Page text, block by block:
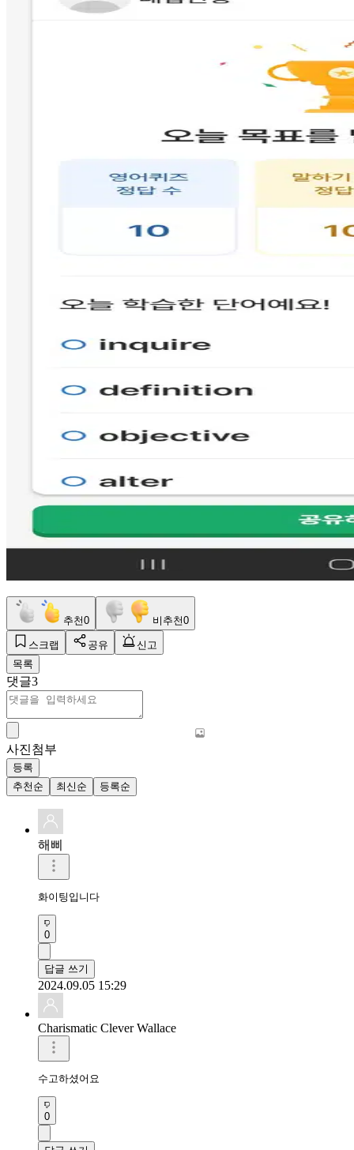
추천0 비추천0
스크랩 공유
신고
목록
댓글3
사진첨부
등록
추천순
최신순 등록순
해삐
화이팅입니다
0
답글 쓰기
2024.09.05 15:29
Charismatic Clever Wallace
수고하셨어요
0